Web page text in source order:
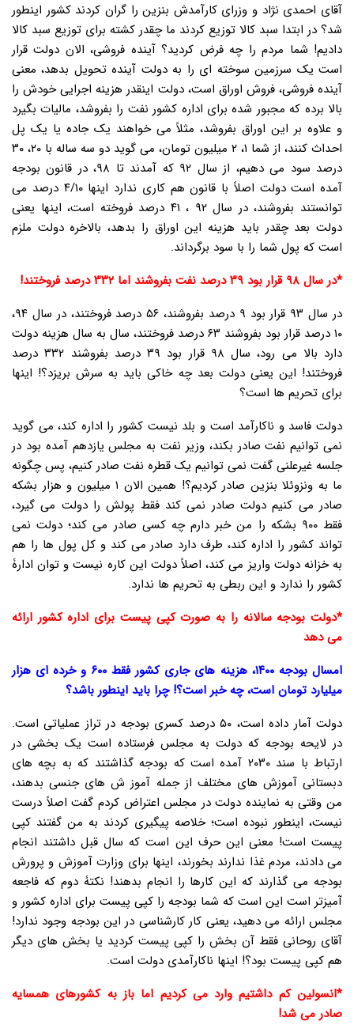
آقای احمدی نژاد و وزرای کارآمدش بنزین را گران کردند کشور اینطور
شد؟ در ابتدا سبد کالا توزیع کردند ما چقدر کشته برای توزیع سبد کالا
دادیم! شما مردم را چه فرض کردید؟ آینده فروشی، الان دولت قرار
است یک سرزمین سوخته ای را به دولت آینده تحویل بدهد، معنی
آینده فروشی، فروش اوراق است، دولت اینقدر هزینه اجرایی خودش را
بالا برده که مجبور شده برای اداره کشور نفت را بفروشد، مالیات بگیرد
و علاوه بر این اوراق بفروشد، مثلاً می خواهند یک جاده یا یک پل
احداث کنند، از شما ۱، ۲ میلیون تومان، می گوید دو سه ساله با ۲۰، ۳۰
درصد سود می دهیم، از سال ۹۲ که آمدند تا ۹۸، در قانون بودجه
آمده است دولت اصلاً با قانون هم کاری ندارد اینها ۴/۱۰ درصد می
توانستند بفروشند، در سال ۹۲ ، ۴۱ درصد فروخته است، اینها یعنی
دولت بعد چقدر باید هزینه این اوراق را بدهد، بالاخره دولت ملزم
است که پول شما را با سود برگرداند.
*در سال ۹۸ قرار بود ۳۹ درصد نفت بفروشند اما ۳۳۲ درصد فروختند!
در سال ۹۳ قرار بود ۹ درصد بفروشند، ۵۶ درصد فروختند، در سال ۹۴،
۱۰ درصد قرار بود بفروشند ۶۳ درصد فروختند، سال به سال هزینه دولت
دارد بالا می رود، سال ۹۸ قرار بود ۳۹ درصد بفروشند ۳۳۲ درصد
فروختند! این یعنی دولت بعد چه خاکی باید به سرش بریزد؟! اینها
برای تحریم ها است؟
دولت فاسد و ناکارآمد است و بلد نیست کشور را اداره کند، می گوید
نمی توانیم نفت صادر بکند، وزیر نفت به مجلس یازدهم آمده بود در
جلسه غیرعلنی گفت نمی توانیم یک قطره نفت صادر کنیم، پس چگونه
ما به ونزوئلا بنزین صادر کردیم؟! همین الان ۱ میلیون و هزار بشکه
صادر می کنیم دولت صادر نمی کند فقط پولش را دولت می گیرد،
فقط ۹۰۰ بشکه را من خبر دارم چه کسی صادر می کند؛ دولت نمی
تواند کشور را اداره کند، طرف دارد صادر می کند و کل پول ها را هم
به خزانه دولت واریز می کند، اصلاً دولت این کاره نیست و توان ادارۀ
کشور را ندارد و این ربطی به تحریم ها ندارد.
*دولت بودجه سالانه را به صورت کپی پیست برای اداره کشور ارائه
می دهد
امسال بودجه ۱۴۰۰، هزینه های جاری کشور فقط ۶۰۰ و خرده ای هزار
میلیارد تومان است، چه خبر است؟! چرا باید اینطور باشد؟
دولت آمار داده است، ۵۰ درصد کسری بودجه در تراز عملیاتی است.
در لایحه بودجه که دولت به مجلس فرستاده است یک بخشی در
ارتباط با سند ۲۰۳۰ آمده است که بودجه گذاشتند که به بچه های
دبستانی آموزش های مختلف از جمله آموز ش های جنسی بدهند،
من وقتی به نماینده دولت در مجلس اعتراض کردم گفت اصلاً درست
نیست، اینطور نبوده است؛ خلاصه پیگیری کردند به من گفتند کپی
پیست است! معنی این حرف این است که سال قبل داشتند انجام
می دادند، مردم غذا ندارند بخورند، اینها برای وزارت آموزش و پرورش
بودجه می گذارند که این کارها را انجام بدهند! نکتۀ دوم که فاجعه
آمیزتر است این است که شما بودجه را کپی پیست برای اداره کشور و
مجلس ارائه می دهید، یعنی کار کارشناسی در این بودجه وجود ندارد!
آقای روحانی فقط آن بخش را کپی پیست کردید یا بخش های دیگر
هم کپی پیست بود؟! اینها ناکارآمدی دولت است.
*انسولین کم داشتیم وارد می کردیم اما باز به کشورهای همسایه
صادر می شد!